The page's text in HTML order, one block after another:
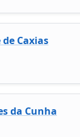
Caxias
da Cunha